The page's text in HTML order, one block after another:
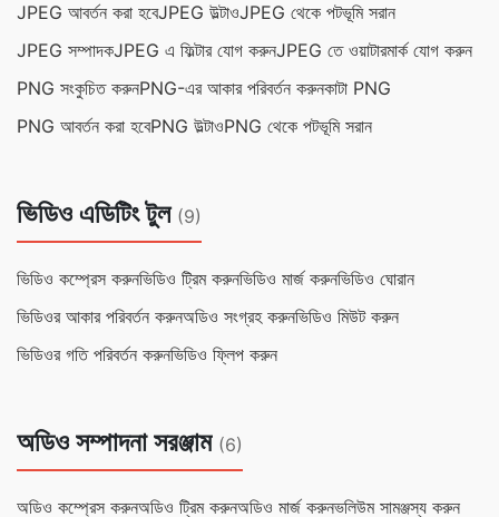
JPEG আবর্তন করা হবেJPEG উল্টাওJPEG থেকে পটভূমি সরান
JPEG সম্পাদকJPEG এ ফিল্টার যোগ করুনJPEG তে ওয়াটারমার্ক যোগ করুন
PNG সংকুচিত করুনPNG-এর আকার পরিবর্তন করুনকাটা PNG
PNG আবর্তন করা হবেPNG উল্টাওPNG থেকে পটভূমি সরান
ভিডিও এডিটিং টুল (9)
ভিডিও কম্প্রেস করুনভিডিও ট্রিম করুনভিডিও মার্জ করুনভিডিও ঘোরান
ভিডিওর আকার পরিবর্তন করুনঅডিও সংগ্রহ করুনভিডিও মিউট করুন
ভিডিওর গতি পরিবর্তন করুনভিডিও ফ্লিপ করুন
অডিও সম্পাদনা সরঞ্জাম (6)
অডিও কম্প্রেস করুনঅডিও ট্রিম করুনঅডিও মার্জ করুনভলিউম সামঞ্জস্য করুন